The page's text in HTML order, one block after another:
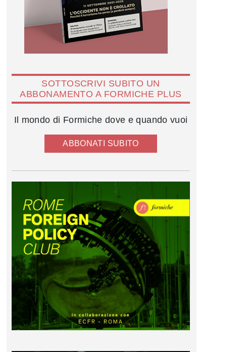
SOTTOSCRIVI SUBITO UN
ABBONAMENTO A FORMICHE PLUS
Il mondo di Formiche dove e quando vuoi
ABBONATI SUBITO